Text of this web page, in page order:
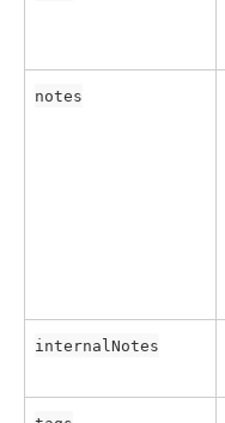
notes
internalNotes